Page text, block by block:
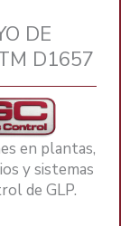
DE
D1657
en plantas,
y sistemas
de GLP.